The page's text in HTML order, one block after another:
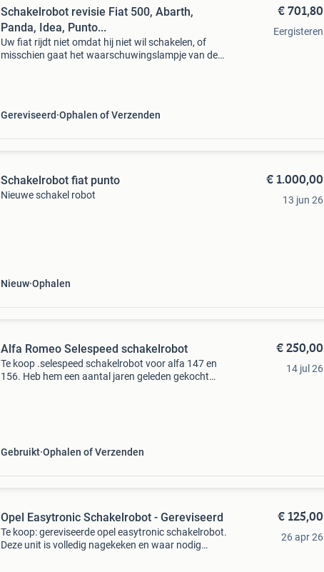
Schakelrobot revisie Fiat 500, Abarth,
Panda, Idea, Punto...
Uw fiat rijdt niet omdat hij niet wil schakelen, of
misschien gaat het waarschuwingslampje van de
Gereviseerd Ophalen of Verzenden
€ 701,80
Eergisteren
Schakelrobot fiat punto
Nieuwe schakel robot
Nieuw Ophalen
€ 1.000,00
13 jun 26
Alfa Romeo Selespeed schakelrobot
Te koop .selespeed schakelrobot voor alfa 147 en
156. Heb hem een aantal jaren geleden gekocht
Gebruikt Ophalen of Verzenden
€ 250,00
14 jul 26
Opel Easytronic Schakelrobot - Gereviseerd
Te koop: gereviseerde opel easytronic schakelrobot.
Deze unit is volledig nagekeken en waar nodig
€ 125,00
26 apr 26